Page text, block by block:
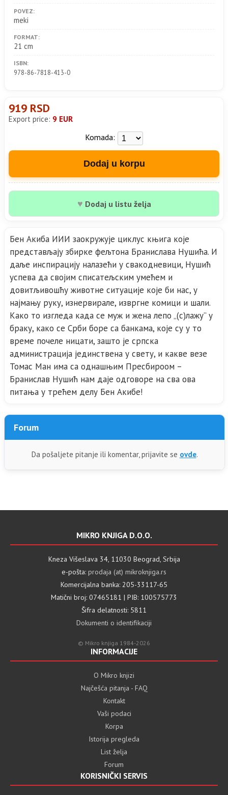
POVEZ:
meki
FORMAT:
21 cm
ISBN:
978-86-7818-413-0
919 RSD
Export price: 9 EUR
Komada:
Dodaj u korpu
♥ Dodaj u listu želja
Бен Акиба ИИИ заокружује циклус књига које
представљају збирке фељтона Бранислава Нушића. И
даље инспирацију налазећи у свакодневици, Нушић
успева да својим списатељским умећем и
довитљивошћу животне ситуације које би нас, у
најмању руку, изнервирале, извргне комици и шали.
Како то изгледа када се муж и жена лепо „(с)лажу” у
браку, како се Срби боре са банкама, које су у то
време почеле ницати, зашто је српска
администрација јединствена у свету, и какве везе
Томас Ман има са однашњим Пресбироом –
Бранислав Нушић нам даје одговоре на сва ова
питања у трећем делу Бен Акибе!
Forum
Da pošaljete pitanje ili komentar, prijavite se ovde.
MIKRO KNJIGA D.O.O.
Kneza Višeslava 34, 11030 Beograd, Srbija
e-pošta: prodaja (at) mikroknjiga.rs
Komercijalna banka: 205-33117-65
Matični broj: 07465181 | PIB: 100575773
Šifra delatnosti: 5811
Dokumenti o identifikaciji
© Mikro knjiga 1984-2026
INFORMACIJE
O Mikro knjizi
Najčešća pitanja - FAQ
Kontakt
Vaši podaci
Korpa
Istorija pregleda
List želja
Forum
KORISNIČKI SERVIS